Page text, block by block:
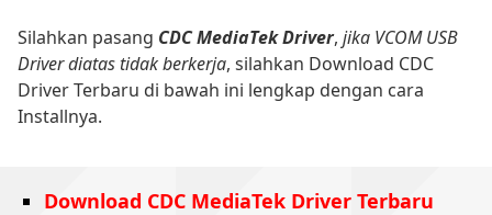
Silahkan pasang CDC MediaTek Driver, jika VCOM USB
Driver diatas tidak berkerja, silahkan Download CDC
Driver Terbaru di bawah ini lengkap dengan cara
Installnya.
Download CDC MediaTek Driver Terbaru